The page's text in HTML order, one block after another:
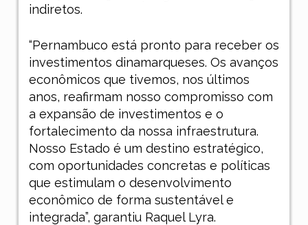
indiretos.
“Pernambuco está pronto para receber os
investimentos dinamarqueses. Os avanços
econômicos que tivemos, nos últimos
anos, reafirmam nosso compromisso com
a expansão de investimentos e o
fortalecimento da nossa infraestrutura.
Nosso Estado é um destino estratégico,
com oportunidades concretas e políticas
que estimulam o desenvolvimento
econômico de forma sustentável e
integrada”, garantiu Raquel Lyra.